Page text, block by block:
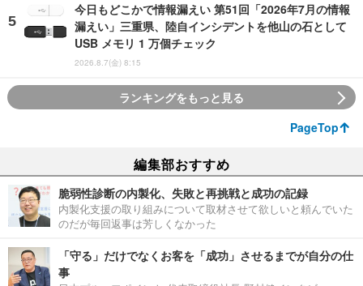
今日もどこかで情報漏えい 第51回「2026年7月の情報
漏えい」三重県、陸自インシデントを他山の石として
USB メモリ 1 万個チェック
2026.8.7(金) 8:15
ランキングをもっと見る
PageTop
編集部おすすめ
脆弱性診断の内製化、失敗と再挑戦と成功の記録
内製化支援の取り組みについて取材させて欲しいと頼んでいた
のだが毎回返事は芳しくなかった
「守る」だけでなくお客を「成功」させるまでが自分の仕
事